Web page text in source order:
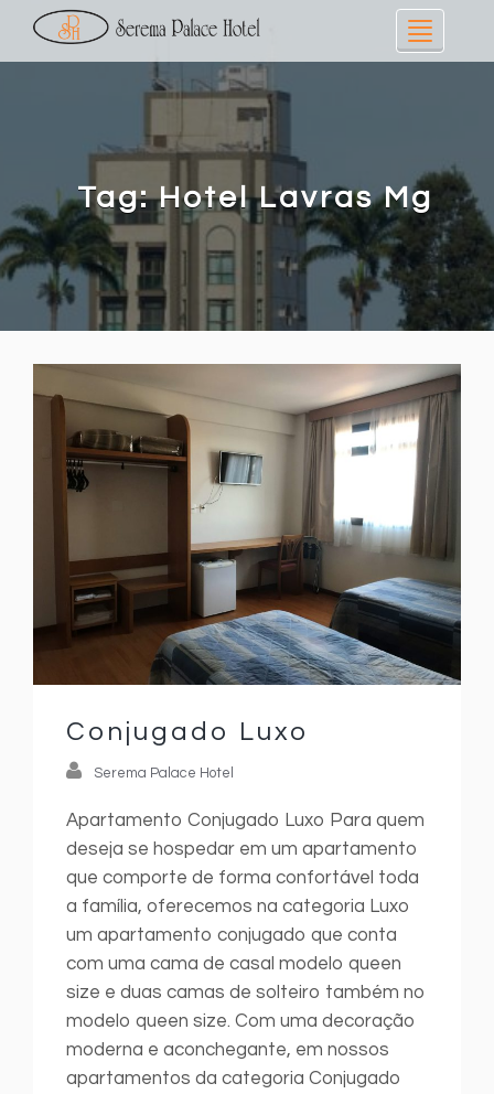
Toggle
Tag: Hotel Lavras Mg
Conjugado Luxo
Serema Palace Hotel
Apartamento Conjugado Luxo Para quem
deseja se hospedar em um apartamento
que comporte de forma confortável toda
a família, oferecemos na categoria Luxo
um apartamento conjugado que conta
com uma cama de casal modelo queen
size e duas camas de solteiro também no
modelo queen size. Com uma decoração
moderna e aconchegante, em nossos
apartamentos da categoria Conjugado